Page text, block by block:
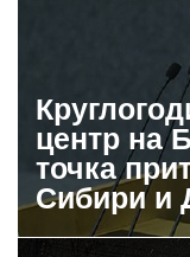
центр на
точка
Сибири и